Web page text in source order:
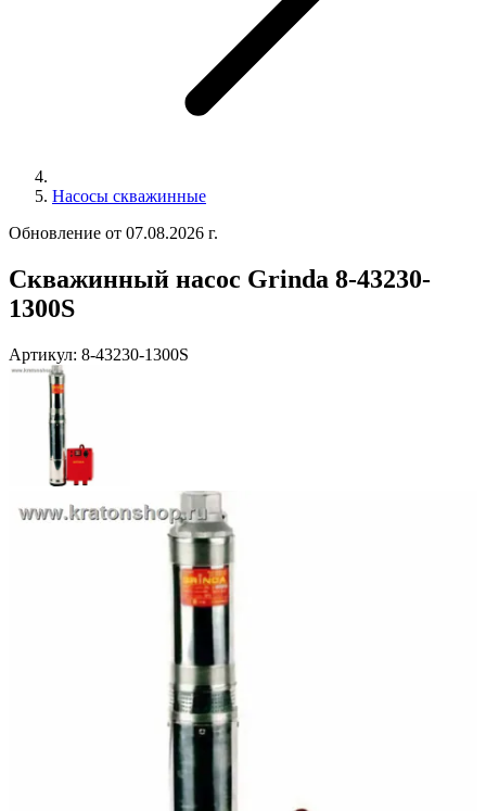
Насосы скважинные
Обновление от 07.08.2026 г.
Скважинный насос Grinda 8-43230-
1300S
Артикул: 8-43230-1300S